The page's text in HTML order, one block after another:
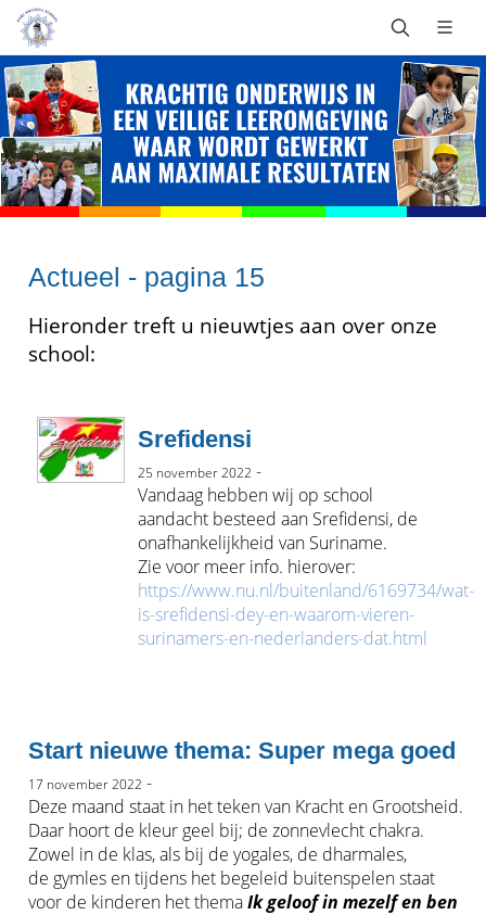
Actueel - pagina 15
Hieronder treft u nieuwtjes aan over onze
school:
Srefidensi
25 november 2022 -
Vandaag hebben wij op school
aandacht besteed aan Srefidensi, de
onafhankelijkheid van Suriname.
Zie voor meer info. hierover:
https://www.nu.nl/buitenland/6169734/wat-
is-srefidensi-dey-en-waarom-vieren-
surinamers-en-nederlanders-dat.html
Start nieuwe thema: Super mega goed
17 november 2022 -
Deze maand staat in het teken van Kracht en Grootsheid.
Daar hoort de kleur geel bij; de zonnevlecht chakra.
Zowel in de klas, als bij de yogales, de dharmales,
de gymles en tijdens het begeleid buitenspelen staat
voor de kinderen het themaIk geloof in mezelf en ben